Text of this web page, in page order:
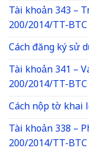
Tài khoản 343 –
200/2014/TT-BTC
Cách đăng ký sử
Tài khoản 341 –
200/2014/TT-BTC
Cách nộp tờ khai
Tài khoản 338 –
200/2014/TT-BTC